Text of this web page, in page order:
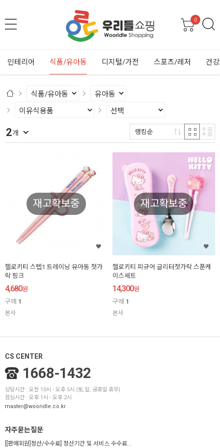
0
인테리어 식품/유아동 디지털/가전 스포츠/레저 건
2개 랭킹순
재고확보중
헬로키티 스텝1 트레이닝 유아동 젓가
락 핑크
4,680원
구매 1
본사
재고확보중
헬로키티 피규어 글리터젓가락 스푼케
이스세트
14,300원
구매 1
본사
CS CENTER
1668-1432
상담시간 : 오전 10시 - 오후 5시 (토,일, 공휴일 휴무)
점심시간 : 오후 1시 - 오후 2시
master@wooridle.co.kr
자주묻는질문
[[판매회원]정산/수수료] 정산기간 및 서비스 수수료...